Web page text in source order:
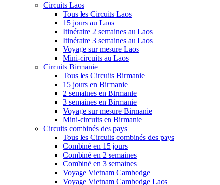
Circuits Laos
Tous les Circuits Laos
15 jours au Laos
Itinéraire 2 semaines au Laos
Itinéraire 3 semaines au Laos
Voyage sur mesure Laos
Mini-circuits au Laos
Circuits Birmanie
Tous les Circuits Birmanie
15 jours en Birmanie
2 semaines en Birmanie
3 semaines en Birmanie
Voyage sur mesure Birmanie
Mini-circuits en Birmanie
Circuits combinés des pays
Tous les Circuits combinés des pays
Combiné en 15 jours
Combiné en 2 semaines
Combiné en 3 semaines
Voyage Vietnam Cambodge
Voyage Vietnam Cambodge Laos